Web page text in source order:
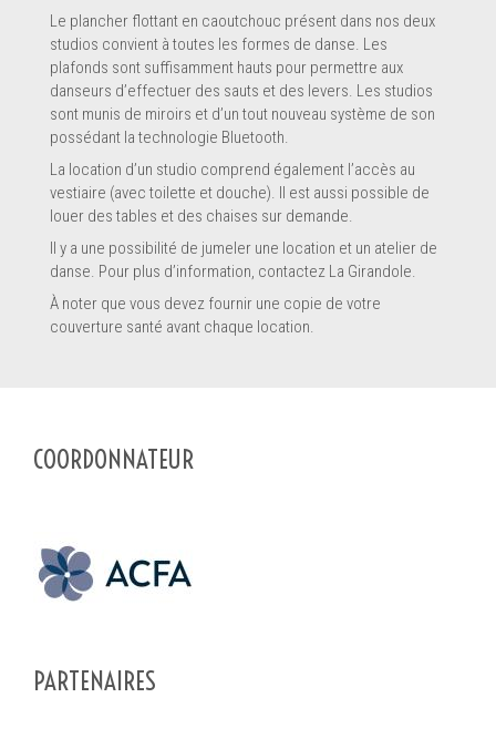
Message *
directement au pourvoyeur de service de ce profil. Les informations
soumises sont complètes et permettront au pourvoyeur de
Le plancher flottant en caoutchouc présent dans nos deux
studios convient à toutes les formes de danse. Les
plafonds sont suffisamment hauts pour permettre aux
danseurs d’effectuer des sauts et des levers. Les studios
sont munis de miroirs et d’un tout nouveau système de son
possédant la technologie Bluetooth.
La location d’un studio comprend également l’accès au
vestiaire (avec toilette et douche). Il est aussi possible de
louer des tables et des chaises sur demande.
Il y a une possibilité de jumeler une location et un atelier de
danse. Pour plus d’information, contactez La Girandole.
À noter que vous devez fournir une copie de votre
couverture santé avant chaque location.
COORDONNATEUR
PARTENAIRES